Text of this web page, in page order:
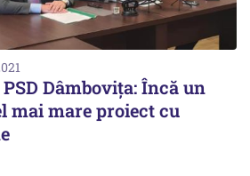
Dâmbovița: Încă un
mai mare proiect cu